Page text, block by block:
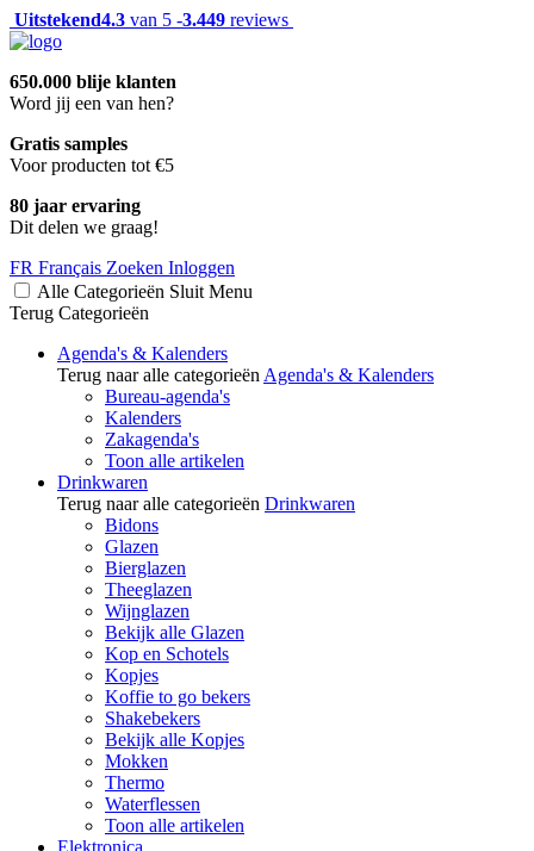
Uitstekend4.3 van 5 -3.449 reviews
650.000 blije klanten
Word jij een van hen?
Gratis samples
Voor producten tot €5
80 jaar ervaring
Dit delen we graag!
FR Français Zoeken Inloggen
Alle Categorieën Sluit Menu
Terug Categorieën
Agenda's & Kalenders
Terug naar alle categorieën Agenda's & Kalenders
Bureau-agenda's
Kalenders
Zakagenda's
Toon alle artikelen
Drinkwaren
Terug naar alle categorieën Drinkwaren
Bidons
Glazen
Bierglazen
Theeglazen
Wijnglazen
Bekijk alle Glazen
Kop en Schotels
Kopjes
Koffie to go bekers
Shakebekers
Bekijk alle Kopjes
Mokken
Thermo
Waterflessen
Toon alle artikelen
Elektronica